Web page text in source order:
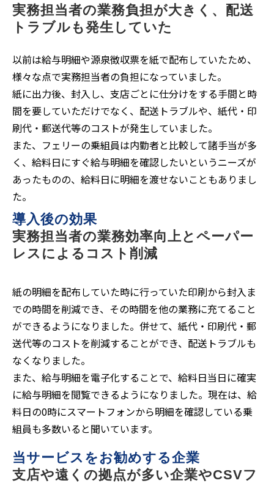
実務担当者の業務負担が大きく、配送
トラブルも発生していた
以前は給与明細や源泉徴収票を紙で配布していたため、
様々な点で実務担当者の負担になっていました。
紙に出力後、封入し、支店ごとに仕分けをする手間と時
間を要していただけでなく、配送トラブルや、紙代・印
刷代・郵送代等のコストが発生していました。
また、フェリーの乗組員は内勤者と比較して諸手当が多
く、給料日にすぐ給与明細を確認したいというニーズが
あったものの、給料日に明細を渡せないこともありまし
た。
導入後の効果
実務担当者の業務効率向上とペーパー
レスによるコスト削減
紙の明細を配布していた時に行っていた印刷から封入ま
での時間を削減でき、その時間を他の業務に充てること
ができるようになりました。併せて、紙代・印刷代・郵
送代等のコストを削減することができ、配送トラブルも
なくなりました。
また、給与明細を電子化することで、給料日当日に確実
に給与明細を閲覧できるようになりました。現在は、給
料日の0時にスマートフォンから明細を確認している乗
組員も多数いると聞いています。
当サービスをお勧めする企業
支店や遠くの拠点が多い企業やCSVフ